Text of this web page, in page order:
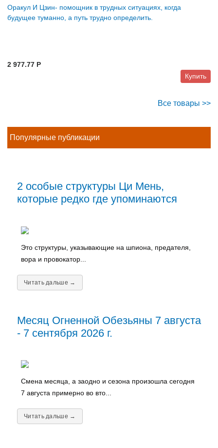
Оракул И Цзин- помощник в трудных ситуациях, когда
будущее туманно, а путь трудно определить.
2 977.77 P
Купить
Все товары >>
Популярные публикации
2 особые структуры Ци Мень,
которые редко где упоминаются
Это структуры, указывающие на шпиона, предателя,
вора и провокатор...
Читать дальше →
Месяц Огненной Обезьяны 7 августа
- 7 сентября 2026 г.
Смена месяца, а заодно и сезона произошла сегодня
7 августа примерно во вто...
Читать дальше →